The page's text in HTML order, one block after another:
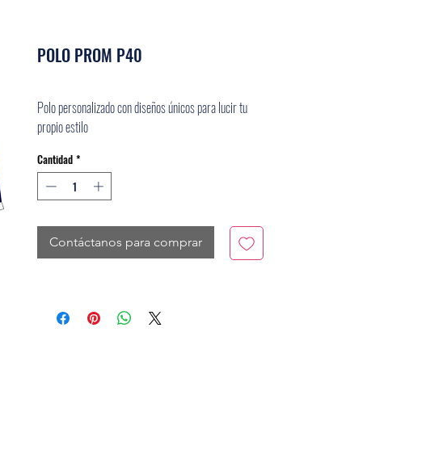
POLO PROM P40
Polo personalizado con diseños únicos para lucir tu
propio estilo
Cantidad *
Contáctanos para comprar